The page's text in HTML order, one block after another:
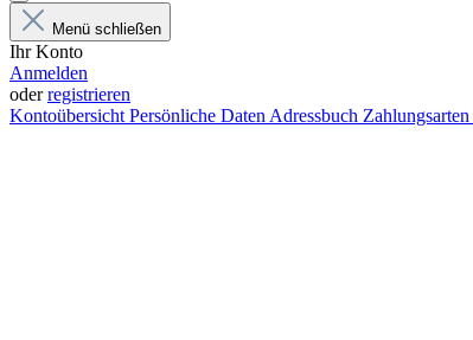
Menü schließen
Ihr Konto
Anmelden
oderregistrieren
KontoübersichtPersönliche DatenAdressbuch Zahlungsarten